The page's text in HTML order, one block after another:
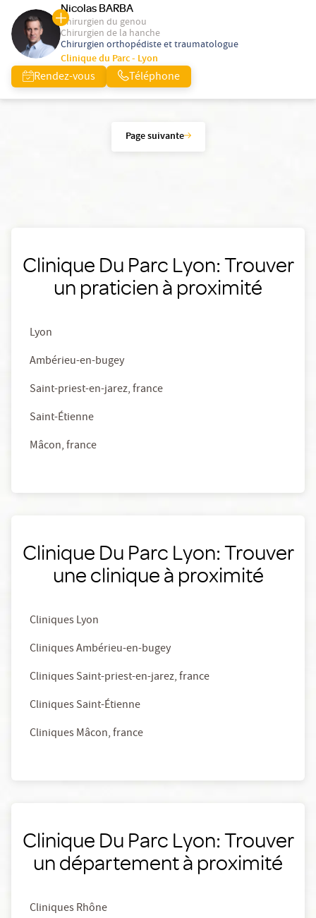
Nicolas BARBA
Chirurgien du genou
Chirurgien de la hanche
Chirurgien orthopédiste et traumatologue
Clinique du Parc - Lyon
Rendez-vous Téléphone
Page suivante
Clinique Du Parc Lyon: Trouver
un praticien à proximité
Lyon
Ambérieu-en-bugey
Saint-priest-en-jarez, france
Saint-Étienne
Mâcon, france
Clinique Du Parc Lyon: Trouver
une clinique à proximité
Cliniques Lyon
Cliniques Ambérieu-en-bugey
Cliniques Saint-priest-en-jarez, france
Cliniques Saint-Étienne
Cliniques Mâcon, france
Clinique Du Parc Lyon: Trouver
un département à proximité
Cliniques Rhône